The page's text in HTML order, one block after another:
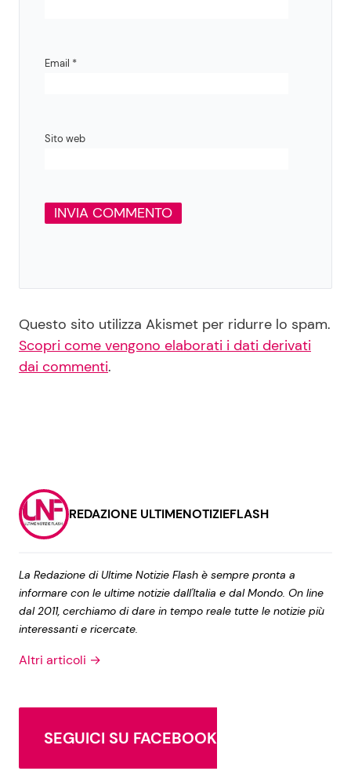
Email *
Sito web
Questo sito utilizza Akismet per ridurre lo spam.
Scopri come vengono elaborati i dati derivati
dai commenti.
REDAZIONE ULTIMENOTIZIEFLASH
La Redazione di Ultime Notizie Flash è sempre pronta a
informare con le ultime notizie dall'Italia e dal Mondo. On line
dal 2011, cerchiamo di dare in tempo reale tutte le notizie più
interessanti e ricercate.
Altri articoli →
SEGUICI SU FACEBOOK